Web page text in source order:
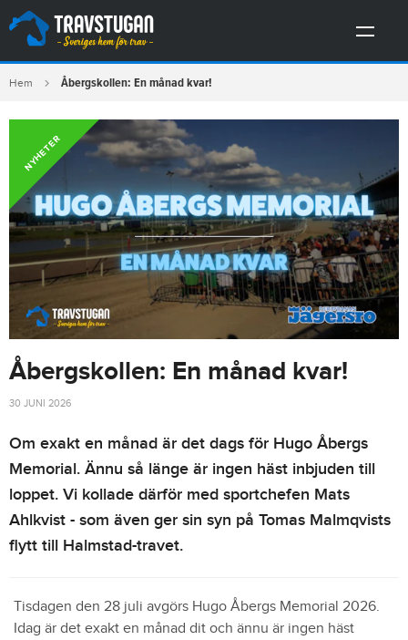
Hem Åbergskollen: En månad kvar!
NYHETER
Åbergskollen: En månad kvar!
30 JUNI 2026
Om exakt en månad är det dags för Hugo Åbergs
Memorial. Ännu så länge är ingen häst inbjuden till
loppet. Vi kollade därför med sportchefen Mats
Ahlkvist - som även ger sin syn på Tomas Malmqvists
flytt till Halmstad-travet.
Tisdagen den 28 juli avgörs Hugo Åbergs Memorial 2026.
Idag är det exakt en månad dit och ännu är ingen häst